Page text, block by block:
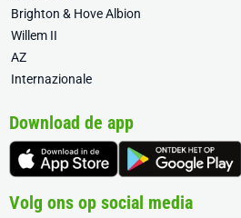
Brighton & Hove Albion
Willem II
AZ
Internazionale
Download de app
Volg ons op social media